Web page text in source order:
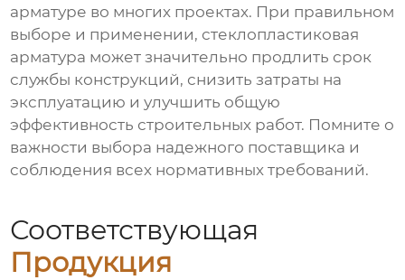
арматуре во многих проектах. При правильном
выборе и применении, стеклопластиковая
арматура может значительно продлить срок
службы конструкций, снизить затраты на
эксплуатацию и улучшить общую
эффективность строительных работ. Помните о
важности выбора надежного поставщика и
соблюдения всех нормативных требований.
Соответствующая
Продукция